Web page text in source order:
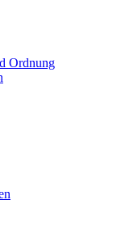
Ordnung